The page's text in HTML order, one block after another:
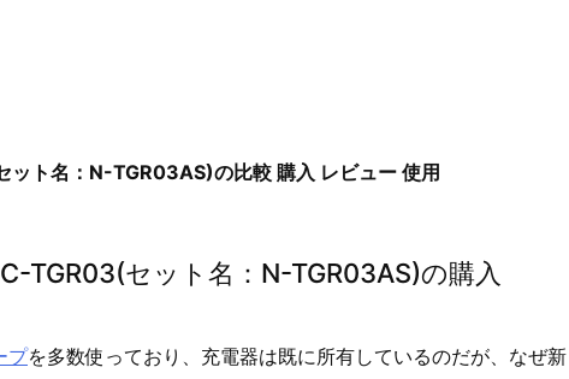
ト名：N-TGR03AS)の比較 購入 レビュー 使用
TGR03(セット名：N-TGR03AS)の購入
プを多数使っており、充電器は既に所有しているのだが、なぜ新